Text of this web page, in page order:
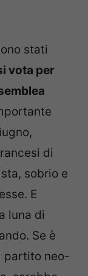
stati
vota per
di
sobrio e
E
luna di
Se è
partito neo-